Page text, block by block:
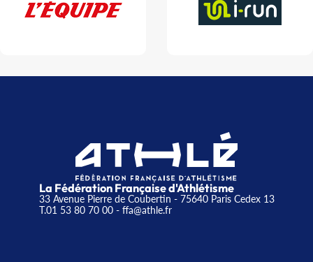
La Fédération Française d'Athlétisme
33 Avenue Pierre de Coubertin - 75640 Paris Cedex 13
T.01 53 80 70 00- ffa@athle.fr